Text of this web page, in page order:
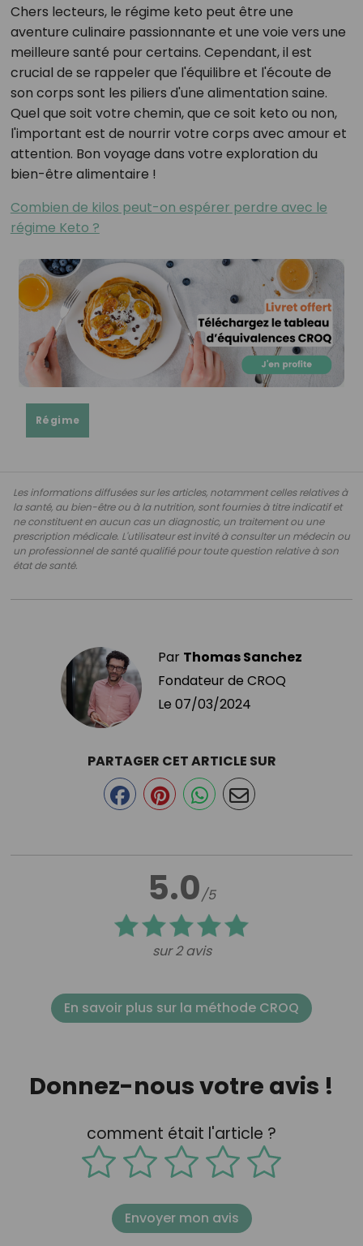
Chers lecteurs, le régime keto peut être une
aventure culinaire passionnante et une voie vers une
meilleure santé pour certains. Cependant, il est
crucial de se rappeler que l'équilibre et l'écoute de
son corps sont les piliers d'une alimentation saine.
Quel que soit votre chemin, que ce soit keto ou non,
l'important est de nourrir votre corps avec amour et
attention. Bon voyage dans votre exploration du
bien-être alimentaire !
Combien de kilos peut-on espérer perdre avec le
régime Keto ?
Régime
Les informations diffusées sur les articles, notamment celles relatives à
la santé, au bien-être ou à la nutrition, sont fournies à titre indicatif et
ne constituent en aucun cas un diagnostic, un traitement ou une
prescription médicale. L'utilisateur est invité à consulter un médecin ou
un professionnel de santé qualifié pour toute question relative à son
état de santé.
Par Thomas Sanchez
Fondateur de CROQ
Le 07/03/2024
5.0/5
sur 2 avis
PARTAGER CET ARTICLE SUR
En savoir plus sur la méthode CROQ
Donnez-nous votre avis !
comment était l'article ?
Envoyer mon avis